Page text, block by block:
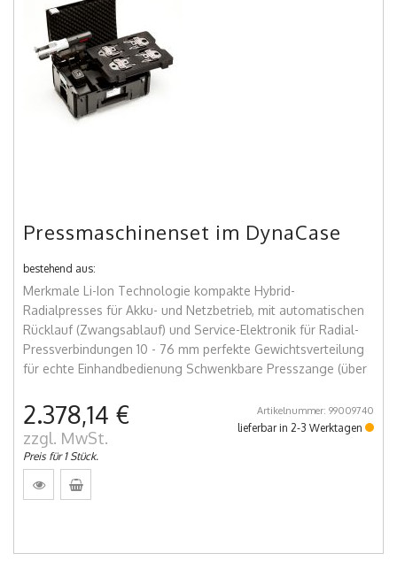
Pressmaschinenset im DynaCase
bestehend aus:
Merkmale Li-Ion Technologie kompakte Hybrid-
Radialpresses für Akku- und Netzbetrieb, mit automatischen
Rücklauf (Zwangsablauf) und Service-Elektronik für Radial-
Pressverbindungen 10 - 76 mm perfekte Gewichtsverteilung
für echte Einhandbedienung Schwenkbare Presszange (über
2.378,14 €
zzgl. MwSt.
Preis für 1 Stück.
Artikelnummer: 99009740
lieferbar in 2-3 Werktagen